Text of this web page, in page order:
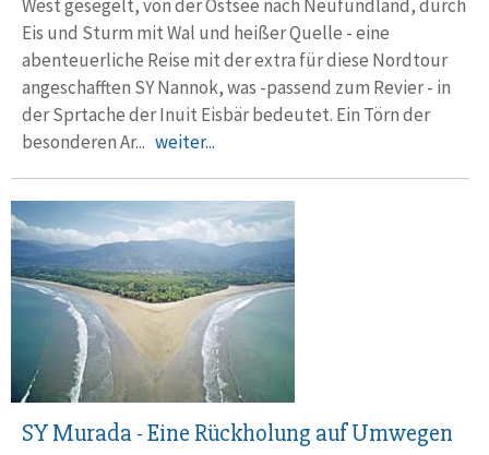
West gesegelt, von der Ostsee nach Neufundland, durch
Eis und Sturm mit Wal und heißer Quelle - eine
abenteuerliche Reise mit der extra für diese Nordtour
angeschafften SY Nannok, was -passend zum Revier - in
der Sprtache der Inuit Eisbär bedeutet. Ein Törn der
besonderen Ar... weiter...
SY Murada - Eine Rückholung auf Umwegen